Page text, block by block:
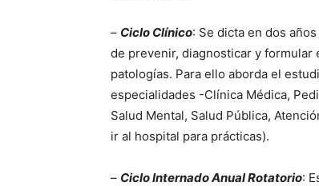
– Ciclo Clínico: Se dicta en dos
de prevenir, diagnosticar y formular
patologías. Para ello aborda el
especialidades -Clínica Médica,
Salud Mental, Salud Pública,
ir al hospital para prácticas).
– Ciclo Internado Anual Rotatorio: